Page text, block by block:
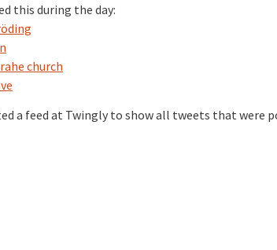
this during the day:
church
a feed at Twingly to show all tweets that were